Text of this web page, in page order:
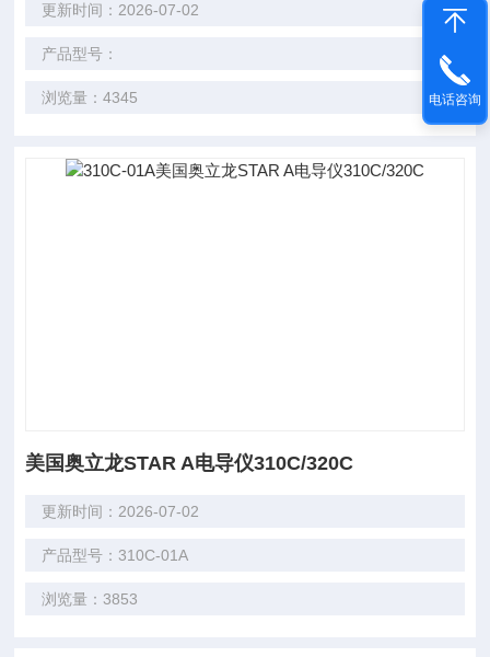
更新时间：2026-07-02
产品型号：
浏览量：4345
美国奥立龙STAR A电导仪310C/320C
更新时间：2026-07-02
产品型号：310C-01A
浏览量：3853
电话咨询